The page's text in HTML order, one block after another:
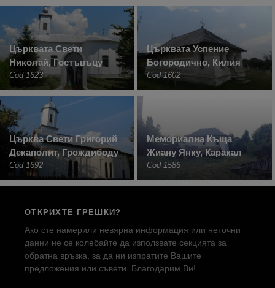
Църквата Свети
Николай, Гостъвъцу
Cod 1623
Църквата Успение
Богородично, Килия
Cod 1602
Църква Свети Григорий
Декаполит, Грождибоду
Cod 1692
Мемориална Къща
Жиану Янку, Каракал
Cod 1586
ОТКРИХТЕ ГРЕШКИ?
Ако сте намерили невярна информация или неточни
данни не се колебайте да използвате секцията за
обратна връзка, за да ни изпратите Вашите
предложения или съвети. Благодарим Ви!